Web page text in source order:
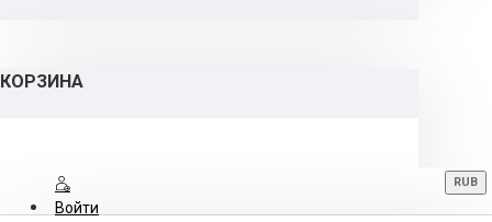
КОРЗИНА
Войти
RUB